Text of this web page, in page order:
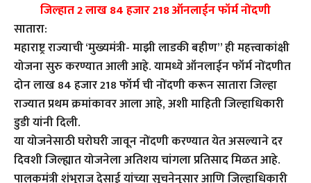
जिल्हात 2 लाख 84 हजार 218 ऑनलाईन फॉर्म नोंदणी
सातारा:
महाराष्ट्र राज्याची ‘मुख्यमंत्री- माझी लाडकी बहीण” ही महत्त्वाकांक्षी
योजना सुरु करण्यात आली आहे. यामध्ये ऑनलाईन फॉर्म नोंदणीत
दोन लाख 84 हजार 218 फॉर्म ची नोंदणी करून सातारा जिल्हा
राज्यात प्रथम क्रमांकावर आला आहे, अशी माहिती जिल्हाधिकारी
डुडी यांनी दिली.
या योजनेसाठी घरोघरी जावून नोंदणी करण्यात येत असल्याने दर
दिवशी जिल्ह्यात योजनेला अतिशय चांगला प्रतिसाद मिळत आहे.